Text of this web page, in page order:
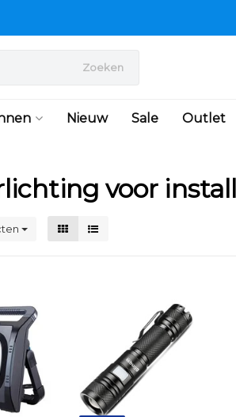
Zoeken
Nieuw Sale Outlet
voor